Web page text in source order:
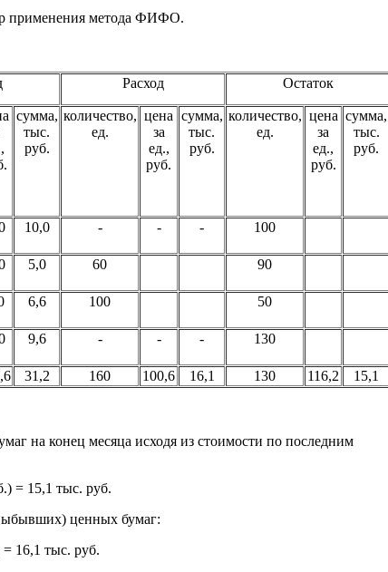
применения метода ФИФО.
Расход Остаток
сумма,
тыс.
руб.
количество,
ед.
цена
за
ед.,
руб.
сумма,
тыс.
руб.
количество,
ед.
цена
за
ед.,
руб.
сумма,
тыс.
руб.
10,0 - - - 100
5,0 60 90
6,6 100 50
9,6 - - - 130
31,2 160 100,6 16,1 130 116,2 15,1
на конец месяца исходя из стоимости по последним
= 15,1 тыс. руб.
ценных бумаг:
16,1 тыс. руб.